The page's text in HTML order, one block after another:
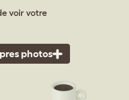
voir votre
photos